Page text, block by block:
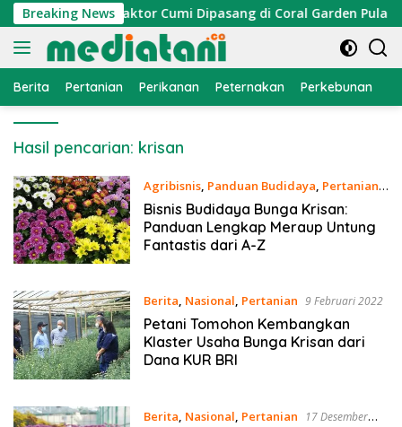
Langsung
ke
konten
Breaking News
Nelayan, Atraktor Cumi Dipasang di Coral Garden Pulau
Berita Pertanian Perikanan Peternakan Perkebunan
Hasil pencarian: krisan
Agribisnis, Panduan Budidaya, Pertanian
12 Agustus 2025
Bisnis Budidaya Bunga Krisan:
Panduan Lengkap Meraup Untung
Fantastis dari A-Z
Berita, Nasional, Pertanian 9 Februari 2022
Petani Tomohon Kembangkan
Klaster Usaha Bunga Krisan dari
Dana KUR BRI
Berita, Nasional, Pertanian
17 Desember